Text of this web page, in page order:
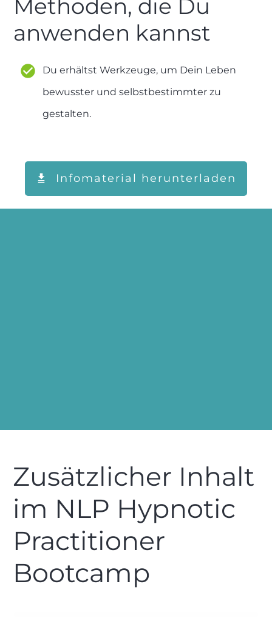
Methoden, die Du
anwenden kannst
Du erhältst Werkzeuge, um Dein Leben
bewusster und selbstbestimmter zu
gestalten.
Infomaterial herunterladen
Zusätzlicher Inhalt
im NLP Hypnotic
Practitioner
Bootcamp